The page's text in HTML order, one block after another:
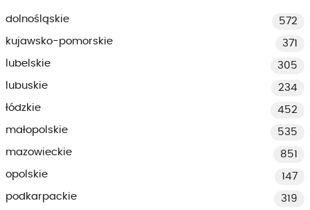
dolnośląskie
572
kujawsko-pomorskie
371
lubelskie
305
lubuskie
234
łódzkie
452
małopolskie
535
mazowieckie
851
opolskie
147
podkarpackie
319